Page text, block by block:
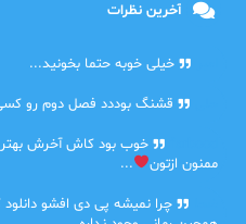
آخرین نظرات
خیلی خوبه حتما بخونید...
قشنگ بوددد فصل دوم رو
خوب بود کاش آخرش
ممنون ازتون
...
چرا نمیشه پی دی افشو